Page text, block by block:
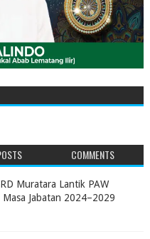
COMMENTS
Muratara Lantik PAW
Jabatan 2024–2029